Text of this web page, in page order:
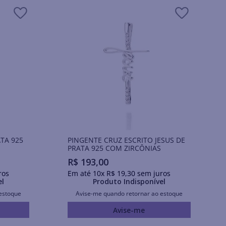
925
PINGENTE CRUZ ESCRITO JESUS DE
PRATA 925 COM ZIRCÔNIAS
R$ 193,00
Em até 10x R$ 19,30sem juros
Produto Indisponível
Avise-me quando retornar ao estoque
Avise-me